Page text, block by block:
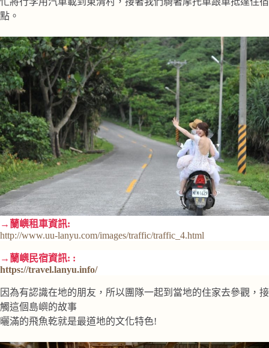
點。
→蘭嶼租車資訊:
http://www.uu-lanyu.com/images/traffic/traffic_4.html
→蘭嶼民宿資訊: :
https://travel.lanyu.info/
因為有認識在地的朋友，所以團隊一起到當地的住家去參觀，接
觸這個島嶼的故事
曬滿的飛魚乾就是最道地的文化特色!